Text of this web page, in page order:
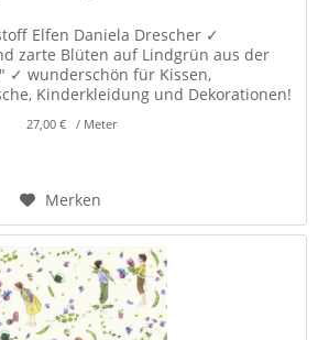
Elfen Daniela Drescher ✓
zarte Blüten auf Lindgrün aus der
✓ wunderschön für Kissen,
Kinderkleidung und Dekorationen!
27,00 € / Meter
Merken